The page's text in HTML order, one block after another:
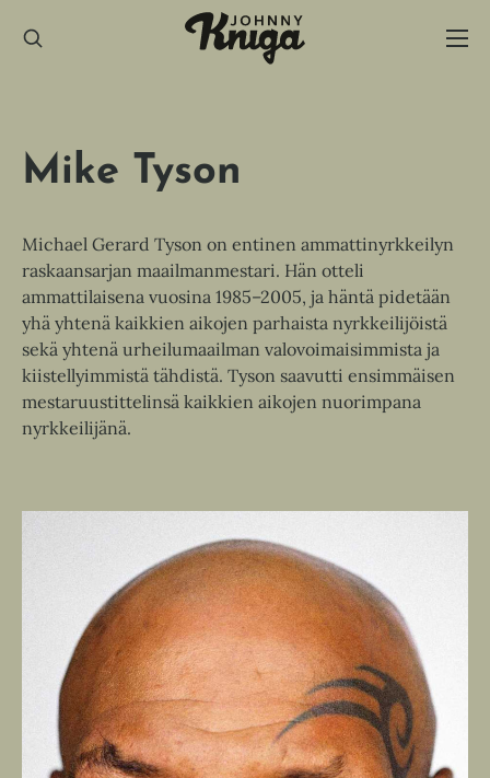
sisältöön
Mike Tyson
Michael Gerard Tyson on entinen ammattinyrkkeilyn
raskaansarjan maailmanmestari. Hän otteli
ammattilaisena vuosina 1985–2005, ja häntä pidetään
yhä yhtenä kaikkien aikojen parhaista nyrkkeilijöistä
sekä yhtenä urheilumaailman valovoimaisimmista ja
kiistellyimmistä tähdistä. Tyson saavutti ensimmäisen
mestaruustittelinsä kaikkien aikojen nuorimpana
nyrkkeilijänä.